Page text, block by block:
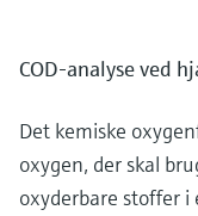
COD-analyse ved
Det kemiske
oxygen, der skal
oxyderbare stoffer i